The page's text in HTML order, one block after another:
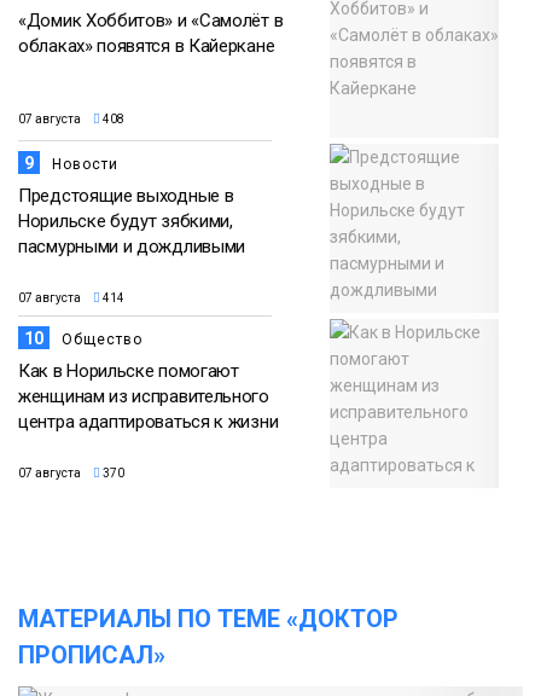
«Домик Хоббитов» и «Самолёт в
облаках» появятся в Кайеркане
07 августа 408
9 Новости
Предстоящие выходные в
Норильске будут зябкими,
пасмурными и дождливыми
07 августа 414
10 Общество
Как в Норильске помогают
женщинам из исправительного
центра адаптироваться к жизни
07 августа 370
МАТЕРИАЛЫ ПО ТЕМЕ «ДОКТОР
ПРОПИСАЛ»